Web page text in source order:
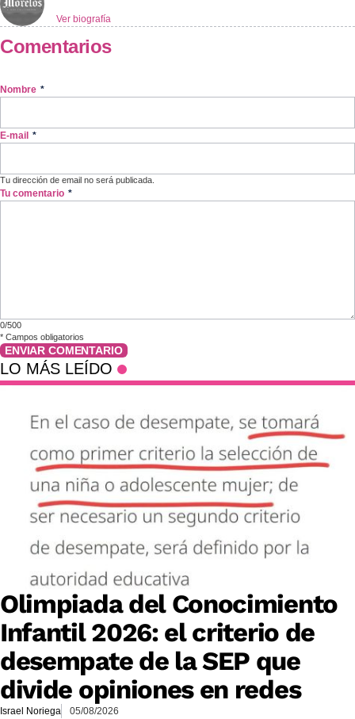
Ver biografía
Comentarios
Nombre *
E-mail *
Tu dirección de email no será publicada.
Tu comentario *
0/500
* Campos obligatorios
ENVIAR COMENTARIO
LO MÁS LEÍDO
Olimpiada del Conocimiento
Infantil 2026: el criterio de
desempate de la SEP que
divide opiniones en redes
Israel Noriega 05/08/2026